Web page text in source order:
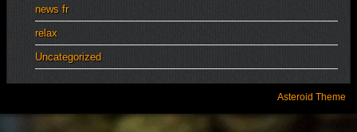
news fr
relax
Uncategorized
Asteroid Theme